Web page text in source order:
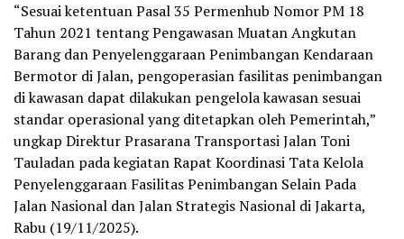
“Sesuai ketentuan Pasal 35 Permenhub Nomor PM 18
Tahun 2021 tentang Pengawasan Muatan Angkutan
Barang dan Penyelenggaraan Penimbangan Kendaraan
Bermotor di Jalan, pengoperasian fasilitas penimbangan
di kawasan dapat dilakukan pengelola kawasan sesuai
standar operasional yang ditetapkan oleh Pemerintah,”
ungkap Direktur Prasarana Transportasi Jalan Toni
Tauladan pada kegiatan Rapat Koordinasi Tata Kelola
Penyelenggaraan Fasilitas Penimbangan Selain Pada
Jalan Nasional dan Jalan Strategis Nasional di Jakarta,
Rabu (19/11/2025).